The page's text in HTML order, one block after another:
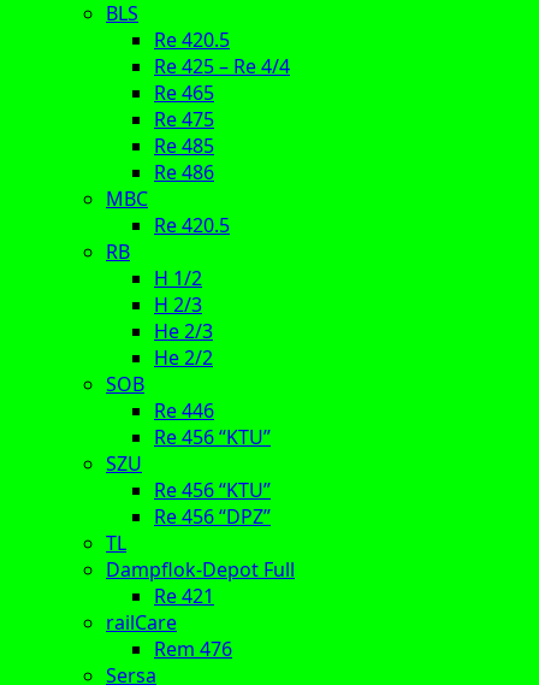
BLS
Re 420.5
Re 425 – Re 4/4
Re 465
Re 475
Re 485
Re 486
MBC
Re 420.5
RB
H 1/2
H 2/3
He 2/3
He 2/2
SOB
Re 446
Re 456 “KTU”
SZU
Re 456 “KTU”
Re 456 “DPZ”
TL
Dampflok-Depot Full
Re 421
railCare
Rem 476
Sersa